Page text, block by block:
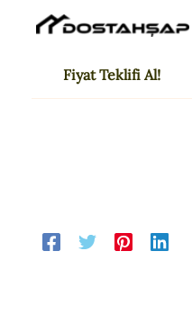
Fiyat Teklifi Al!